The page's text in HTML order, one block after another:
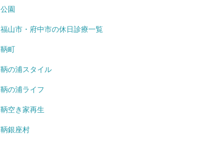
公園
福山市・府中市の休日診療一覧
鞆町
鞆の浦スタイル
鞆の浦ライフ
鞆空き家再生
鞆銀座村